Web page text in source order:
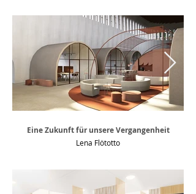
Eine Zukunft für unsere Vergangenheit
Lena Flötotto